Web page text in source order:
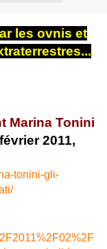
les ovnis et
Marina Tonini
2011,
tonini-gli-